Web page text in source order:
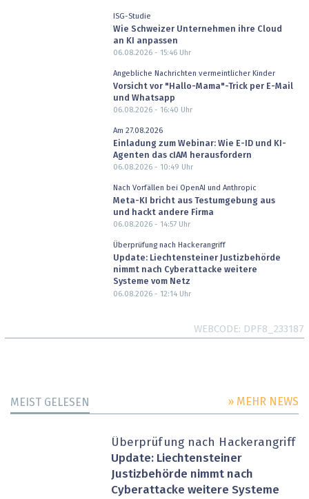
ISG-Studie
Wie Schweizer Unternehmen ihre Cloud
an KI anpassen
06.08.2026 - 15:46Uhr
Angebliche Nachrichten vermeintlicher Kinder
Vorsicht vor "Hallo-Mama"-Trick per E-Mail
und Whatsapp
06.08.2026 - 16:40 Uhr
Am 27.08.2026
Einladung zum Webinar: Wie E-ID und KI-
Agenten das cIAM herausfordern
06.08.2026 - 10:49 Uhr
Nach Vorfällen bei OpenAI und Anthropic
Meta-KI bricht aus Testumgebung aus
und hackt andere Firma
06.08.2026 - 14:57Uhr
Überprüfung nach Hackerangriff
Update: Liechtensteiner Justizbehörde
nimmt nach Cyberattacke weitere
Systeme vom Netz
06.08.2026 - 12:14Uhr
WEBCODE DPF8_233187
MEIST GELESEN » MEHR NEWS
Überprüfung nach Hackerangriff
Update: Liechtensteiner
Justizbehörde nimmt nach
Cyberattacke weitere Systeme